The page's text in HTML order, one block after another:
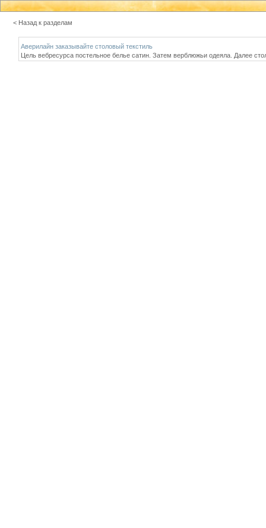
< Назад к разделам
Аверилайн заказывайте столовый текстиль
Цель вебресурса постельное белье сатин. Затем верблюжьи одеяла. Далее